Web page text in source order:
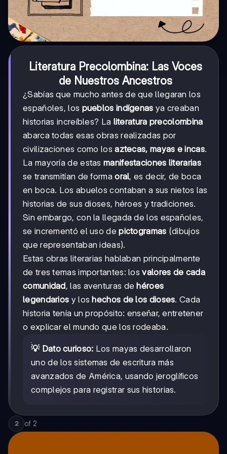
Literatura Precolombina: Las Voces
de Nuestros Ancestros
¿Sabías que mucho antes de que llegaran los
españoles, los pueblos indígenas ya creaban
historias increíbles? La literatura precolombina
abarca todas esas obras realizadas por
civilizaciones como losaztecas, mayas e incas.
La mayoría de estas manifestaciones literarias
se transmitían de formaoral, es decir, de boca
en boca. Los abuelos contaban a sus nietos las
historias de sus dioses, héroes y tradiciones.
Sin embargo, con la llegada de los españoles,
se incrementó el uso depictogramas (dibujos
que representaban ideas).
Estas obras literarias hablaban principalmente
de tres temas importantes: losvalores de cada
comunidad, las aventuras dehéroes
legendarios y loshechos de los dioses. Cada
historia tenía un propósito: enseñar, entretener
o explicar el mundo que los rodeaba.
💡 Dato curioso: Los mayas desarrollaron
uno de los sistemas de escritura más
avanzados de América, usando jeroglíficos
complejos para registrar sus historias.
2 of 2